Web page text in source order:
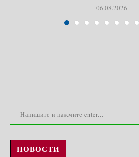
06.08.2026
НОВОСТИ